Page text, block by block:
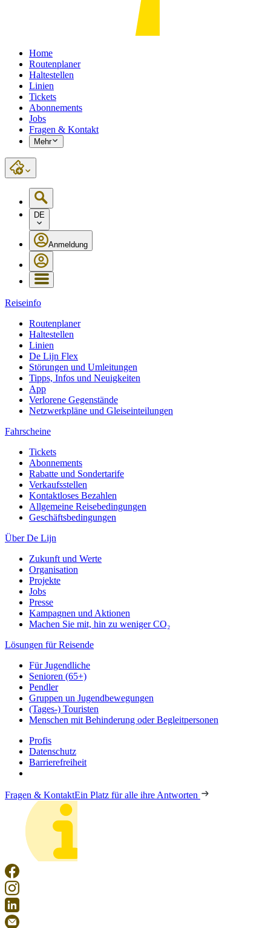
Home
Routenplaner
Haltestellen
Linien
Tickets
Abonnements
Jobs
Fragen & Kontakt
Mehr
DE
Anmeldung
Reiseinfo
Routenplaner
Haltestellen
Linien
De Lijn Flex
Störungen und Umleitungen
Tipps, Infos und Neuigkeiten
App
Verlorene Gegenstände
Netzwerkpläne und Gleiseinteilungen
Fahrscheine
Tickets
Abonnements
Rabatte und Sondertarife
Verkaufsstellen
Kontaktloses Bezahlen
Allgemeine Reisebedingungen
Geschäftsbedingungen
Über De Lijn
Zukunft und Werte
Organisation
Projekte
Jobs
Presse
Kampagnen und Aktionen
Machen Sie mit, hin zu weniger CO₂
Lösungen für Reisende
Für Jugendliche
Senioren (65+)
Pendler
Gruppen un Jugendbewegungen
(Tages-) Touristen
Menschen mit Behinderung oder Begleitpersonen
Profis
Datenschutz
Barrierefreiheit
Fragen & KontaktEin Platz für alle ihre Antworten